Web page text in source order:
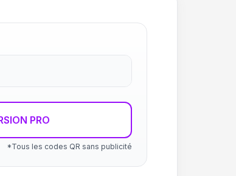
PRO
*Tous les codes QR sans publicité